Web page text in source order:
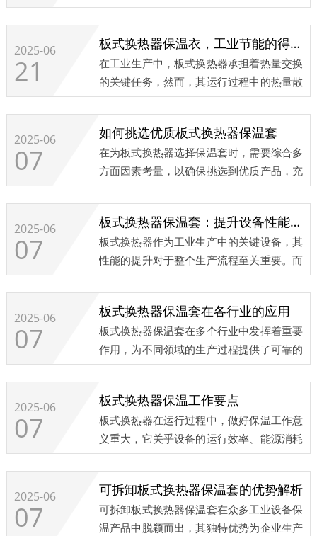
了广泛应用。​...
2025-06
21
板式换热器保温衣，工业节能的得力助手
在工业生产中，板式换热器承担着热量交换
的关键任务，然而，其运行过程中的热量散
失问题一直困扰着企业。板式换热器保温衣
的出现，为这一难题提供了有效的解决方
案。​...
2025-06
07
如何挑选优质板式换热器保温套
在为板式换热器选择保温套时，需要综合多
方面因素考量，以确保挑选到优质产品，充
分发挥其保温节能等功效。...
2025-06
07
板式换热器保温套：提升设备性能的关键
板式换热器作为工业生产中的关键设备，其
性能的提升对于整个生产流程至关重要。而
保温套在其中扮演着不可或缺的角色。​...
2025-06
07
板式换热器保温套在各行业的应用
板式换热器保温套在多个行业中发挥着重要
作用，为不同领域的生产过程提供了可靠的
支持。​...
2025-06
07
板式换热器保温工作要点
板式换热器在运行过程中，做好保温工作意
义重大，它关乎设备的运行效率、能源消耗
以及使用寿命等多个方面。以下是板式换热
器保温工作的关键要点。​...
2025-06
07
可拆卸板式换热器保温套的优势解析
可拆卸板式换热器保温套在众多工业设备保
温产品中脱颖而出，其独特优势为企业生产